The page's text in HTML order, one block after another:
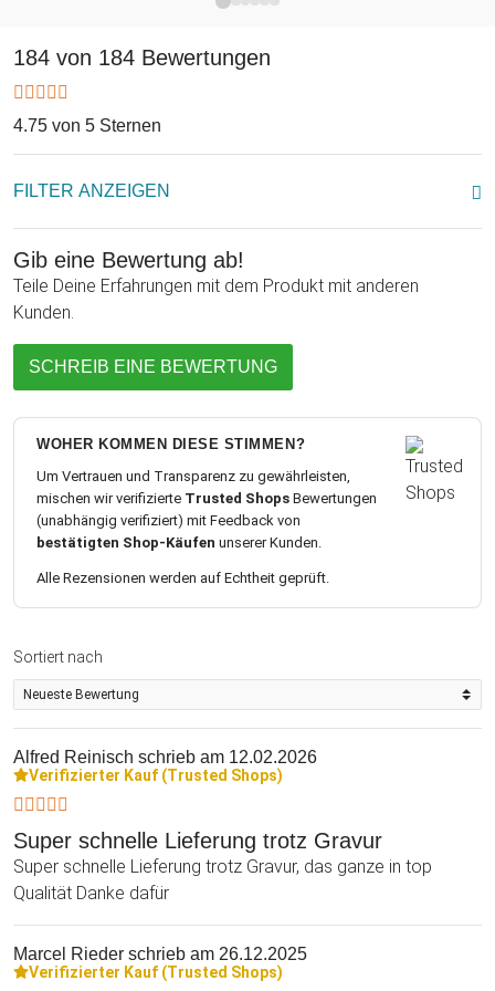
Weiblein und Alle, die es lieben zu Knobeln oder anderen
gerne dabei zuschauen! Das Edelholz Flaschenpuzzle – und
Dein Wein ist sicher „verpackt“!
Für alle Alterklassen ein Geschenk mit "Oho-Effekt", das
Flaschenpuzzlesorgt für Aufmerksamkeit und Freude beim
Beschenkten!
184 von 184 Bewertungen
4.75 von 5 Sternen
FILTER ANZEIGEN
Gib eine Bewertung ab!
Teile Deine Erfahrungen mit dem Produkt mit anderen
Kunden.
SCHREIB EINE BEWERTUNG
WOHER KOMMEN DIESE STIMMEN?
Um Vertrauen und Transparenz zu gewährleisten,
mischen wir verifizierte Trusted Shops Bewertungen
(unabhängig verifiziert) mit Feedback von
bestätigten Shop-Käufen unserer Kunden.
Alle Rezensionen werden auf Echtheit geprüft.
Sortiert nach
Alfred Reinisch schrieb am 12.02.2026
Verifizierter Kauf (Trusted Shops)
Super schnelle Lieferung trotz Gravur
Super schnelle Lieferung trotz Gravur, das ganze in top
Qualität Danke dafür
Marcel Rieder schrieb am 26.12.2025
Verifizierter Kauf (Trusted Shops)